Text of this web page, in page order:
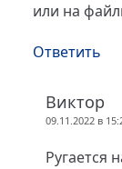
или на
Ответить
Виктор
09.11.2022 в
Ругается